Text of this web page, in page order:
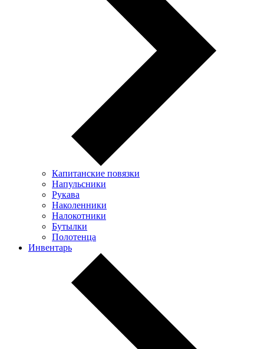
Капитанские повязки
Напульсники
Рукава
Наколенники
Налокотники
Бутылки
Полотенца
Инвентарь